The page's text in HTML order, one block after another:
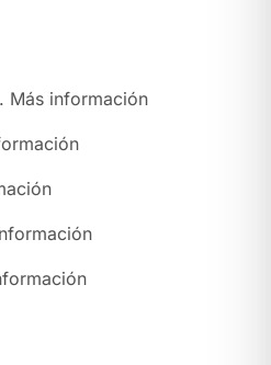
Más información